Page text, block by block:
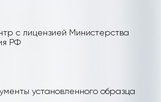
с лицензией Министерства
РФ
установленного образца